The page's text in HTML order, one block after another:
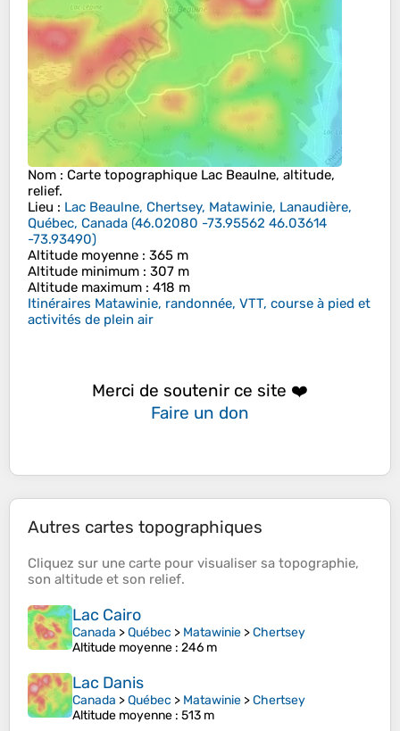
Nom : Carte topographique Lac Beaulne, altitude,
relief.
Lieu : Lac Beaulne, Chertsey, Matawinie, Lanaudière,
Québec, Canada (46.02080 -73.95562 46.03614
-73.93490)
Altitude moyenne : 365 m
Altitude minimum : 307 m
Altitude maximum : 418 m
Itinéraires Matawinie, randonnée, VTT, course à pied et
activités de plein air
Merci de soutenir ce site ❤️
Faire un don
Autres cartes topographiques
Cliquez sur une carte pour visualiser sa topographie,
son altitude et son relief.
Lac Cairo
Canada >Québec > Matawinie >Chertsey
Altitude moyenne : 246 m
Lac Danis
Canada >Québec > Matawinie >Chertsey
Altitude moyenne : 513 m